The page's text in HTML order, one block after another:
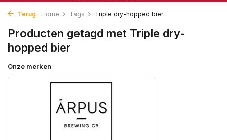
Terug Home Tags Triple dry-hopped bier
Producten getagd met Triple dry-
hopped bier
Onze merken